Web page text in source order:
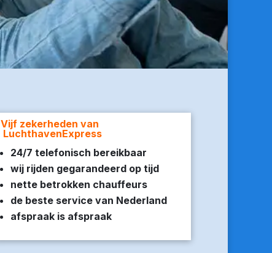
Vijf zekerheden van
LuchthavenExpress
24/7 telefonisch bereikbaar
wij rijden gegarandeerd op tijd
nette betrokken chauffeurs
de beste service van Nederland
afspraak is afspraak